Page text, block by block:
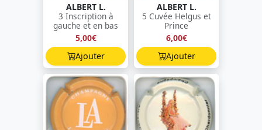
ALBERT L.
3 Inscription à
gauche et en bas
5,00€
Ajouter
ALBERT L.
5 Cuvée Helgus et
Prince
6,00€
Ajouter